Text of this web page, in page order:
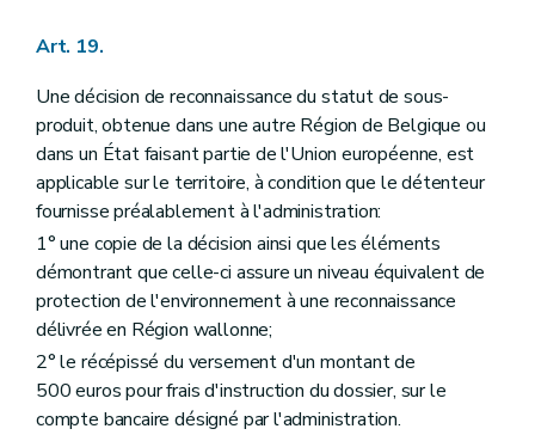
Art. 19.
Une décision de reconnaissance du statut de sous-
produit, obtenue dans une autre Région de Belgique ou
dans un État faisant partie de l'Union européenne, est
applicable sur le territoire, à condition que le détenteur
fournisse préalablement à l'administration:
1° une copie de la décision ainsi que les éléments
démontrant que celle-ci assure un niveau équivalent de
protection de l'environnement à une reconnaissance
délivrée en Région wallonne;
2° le récépissé du versement d'un montant de
500 euros pour frais d'instruction du dossier, sur le
compte bancaire désigné par l'administration.